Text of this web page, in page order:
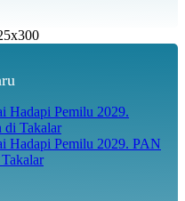
Hadapi Pemilu 2029. PAN